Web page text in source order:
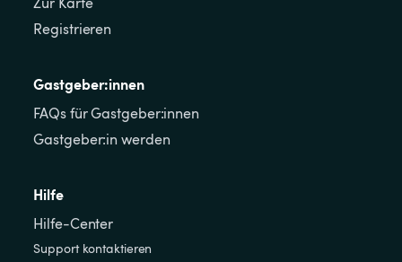
Registrieren
Gastgeber:innen
FAQs für Gastgeber:innen
Gastgeber:in werden
Hilfe
Hilfe-Center
Support kontaktieren